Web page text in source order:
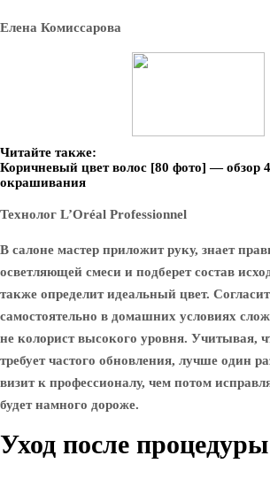
Елена Комиссарова
Читайте также:
Коричневый цвет волос [80 фото] — обзор
окрашивания
Технолог L’Oréal Professionnel
В салоне мастер приложит руку, знает
осветляющей смеси и подберет состав
также определит идеальный цвет.
самостоятельно в домашних условиях
не колорист высокого уровня. Учитывая,
требует частого обновления, лучше один
визит к профессионалу, чем потом
будет намного дороже.
Уход после процедуры